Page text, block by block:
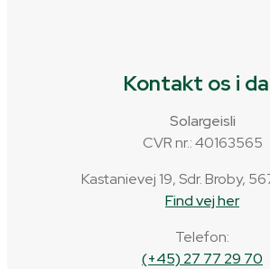
Kontakt os i
Solargeisli
CVR nr.: 40163565
Kastanievej 19, Sdr. Broby,
Find vej her
Telefon:
(+45) 27 77 29 70